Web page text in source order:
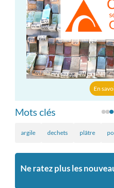
En
Mots clés
argile dechets plâtre
Ne ratez plus les